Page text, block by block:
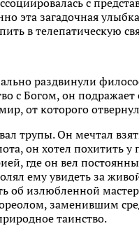
с
эта загадочная
в телепатическую
раздвинули
с Богом, он
от которого
трупы. Он мечтал
он хотел похитить
где он вел
ему увидеть за
об излюбленной
заменившим
таинство.